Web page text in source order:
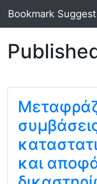
Bookmark Suggest
και